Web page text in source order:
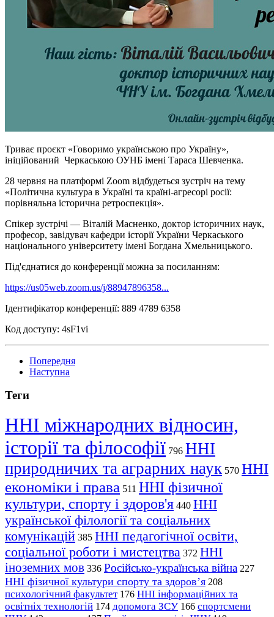
Триває проєкт «Говоримо українською про Україну»,
ініційований Черкаською ОУНБ імені Тараса Шевченка.
28 червня на платформі Zoom відбудеться зустріч на тему
«Політична культура в Україні та країні-агресорі росії:
порівняльна історична ретроспекція».
Спікер зустрічі — Віталій Масненко, доктор історичних наук,
професор, завідувач кафедри історії України Черкаського
національного університету імені Богдана Хмельницького.
Під'єднатися до конференції можна за посиланням:
https://us05web.zoom.us/j/88947896358...
Ідентифікатор конференції: 889 4789 6358
Код доступу: 4sF1vi
Попередня
Наступна
Теги
ННІ міжнародних відносин,
історії та філософії 796 ННІ
природничих та аграрних наук 570 ННІ
економіки і права 511 ННІ фізичної
культури, спорту і здоров'я 440 ННІ
української філології та соціальних
комунікацій 385 ННІ педагогічної освіти,
соціальної роботи і мистецтва 372 ННІ
іноземних мов 336 Російсько-українська війна 227
ННІ фізичної культури спорту та здоров’я 208
психологічний факультет 176 ННІ інформаційних та
освітніх технологій 174 допомога ЗСУ 166 спортсмени